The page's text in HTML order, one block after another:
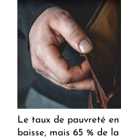
Le taux de pauvreté
baisse, mais 65 % de